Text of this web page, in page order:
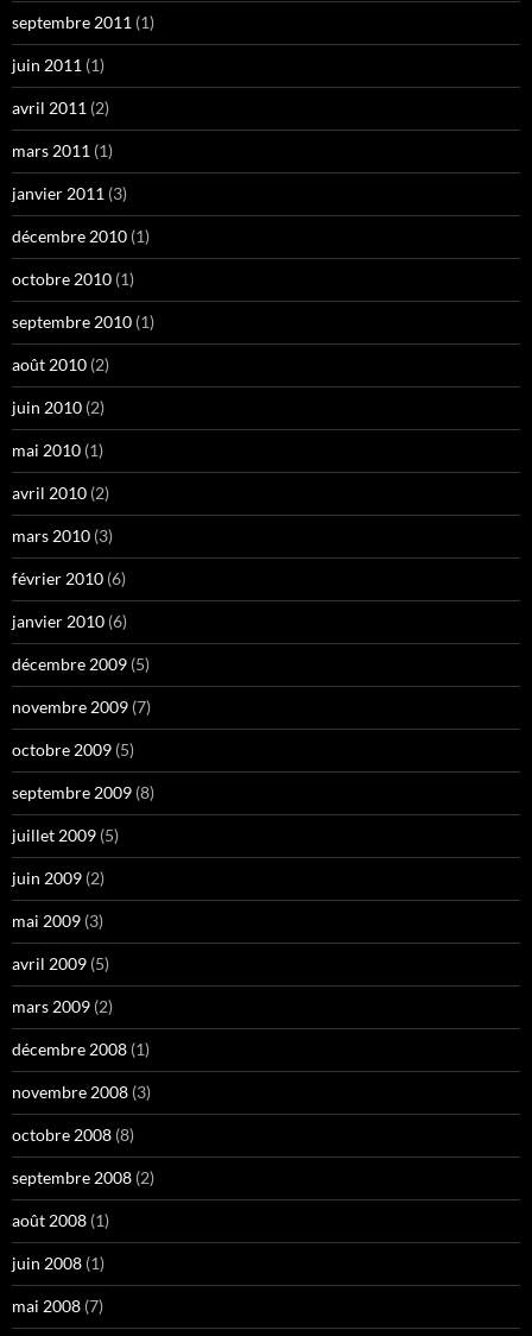
septembre 2011 (1)
juin 2011 (1)
avril 2011 (2)
mars 2011 (1)
janvier 2011 (3)
décembre 2010 (1)
octobre 2010 (1)
septembre 2010 (1)
août 2010 (2)
juin 2010 (2)
mai 2010 (1)
avril 2010 (2)
mars 2010 (3)
février 2010 (6)
janvier 2010 (6)
décembre 2009 (5)
novembre 2009 (7)
octobre 2009 (5)
septembre 2009 (8)
juillet 2009 (5)
juin 2009 (2)
mai 2009 (3)
avril 2009 (5)
mars 2009 (2)
décembre 2008 (1)
novembre 2008 (3)
octobre 2008 (8)
septembre 2008 (2)
août 2008 (1)
juin 2008 (1)
mai 2008 (7)